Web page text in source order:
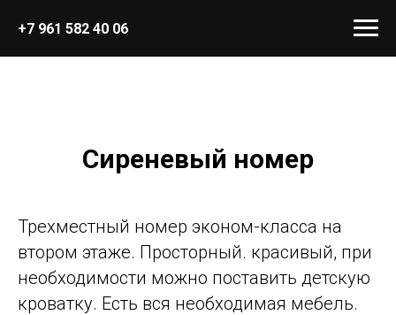
+7 961 582 40 06
Сиреневый номер
Трехместный номер эконом-класса на
втором этаже. Просторный. красивый, при
необходимости можно поставить детскую
кроватку. Есть вся необходимая мебель.